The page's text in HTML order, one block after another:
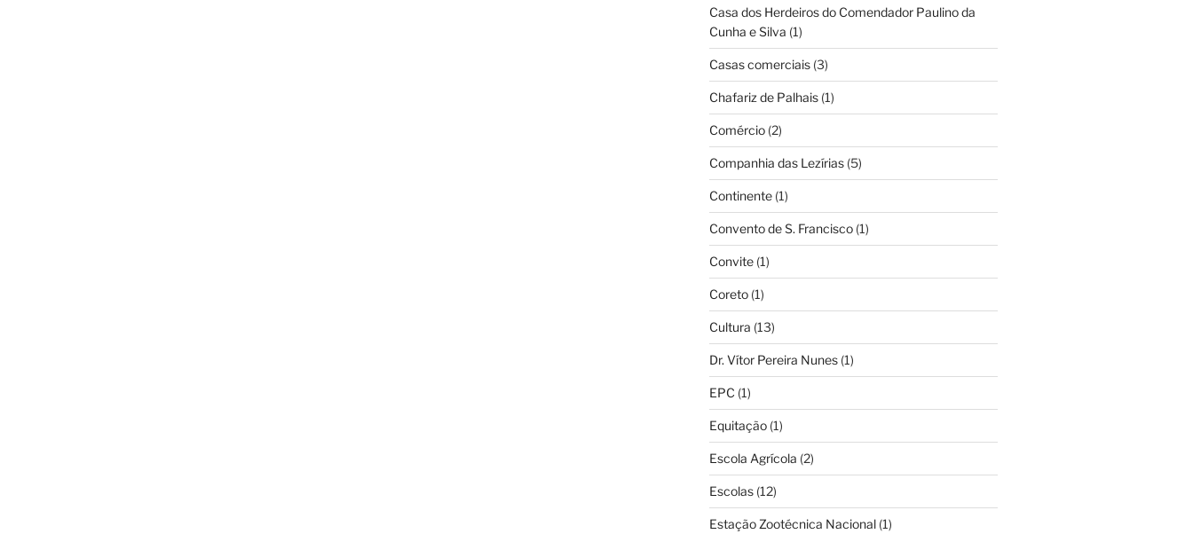
Casa dos Herdeiros do Comendador Paulino da
Cunha e Silva (1)
Casas comerciais(3)
Chafariz de Palhais(1)
Comércio(2)
Companhia das Lezírias(5)
Continente(1)
Convento de S. Francisco(1)
Convite(1)
Coreto(1)
Cultura (13)
Dr. Vítor Pereira Nunes(1)
EPC (1)
Equitação(1)
Escola Agrícola (2)
Escolas(12)
Estação Zootécnica Nacional(1)